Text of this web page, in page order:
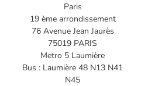
Paris
19 ème arrondissement
76 Avenue Jean Jaurès
75019 PARIS
Metro 5 Laumière
Bus : Laumière 48 N13 N41
N45